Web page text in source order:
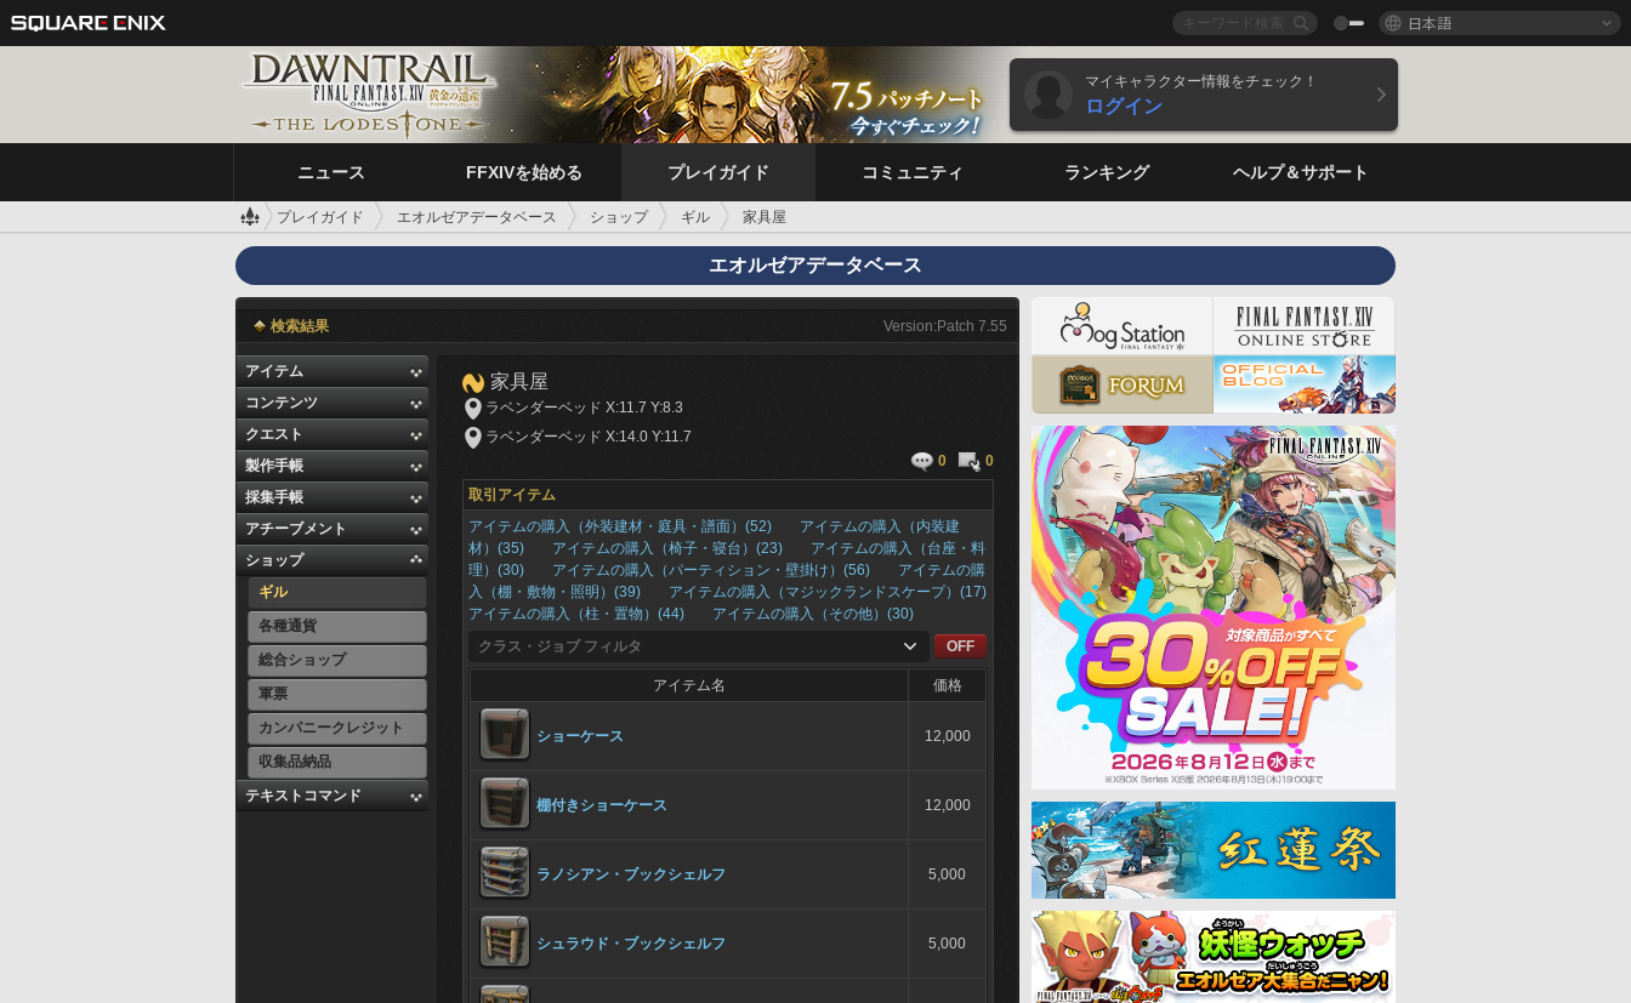
日本語
マイキャラクター情報をチェック！
ログイン
ニュース FFXIVを始める プレイガイド コミュニティ ランキング ヘルプ＆サポート
プレイガイド エオルゼアデータベース ショップ ギル 家具屋
エオルゼアデータベース
検索結果 Version:Patch 7.55
アイテム
コンテンツ
クエスト
製作手帳
採集手帳
アチーブメント
ショップ
ギル
各種通貨
総合ショップ
軍票
カンパニークレジット
収集品納品
テキストコマンド
家具屋
ラベンダーベッド X:11.7 Y:8.3
ラベンダーベッド X:14.0 Y:11.7
0
0
取引アイテム
アイテムの購入（外装建材・庭具・譜面）(52)
アイテムの購入（内装建
材）(35)
アイテムの購入（椅子・寝台）(23)
アイテムの購入（台座・料
理）(30)
アイテムの購入（パーティション・壁掛け）(56)
アイテムの購
入（棚・敷物・照明）(39)
アイテムの購入（マジックランドスケープ）(17)
アイテムの購入（柱・置物）(44)
アイテムの購入（その他）(30)
クラス・ジョブ フィルタ
OFF
アイテム名 価格
ショーケース 12,000
棚付きショーケース 12,000
ラノシアン・ブックシェルフ 5,000
シュラウド・ブックシェルフ 5,000